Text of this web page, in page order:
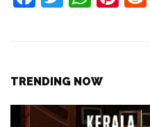
b
o
r
A
p
TRENDING NOW